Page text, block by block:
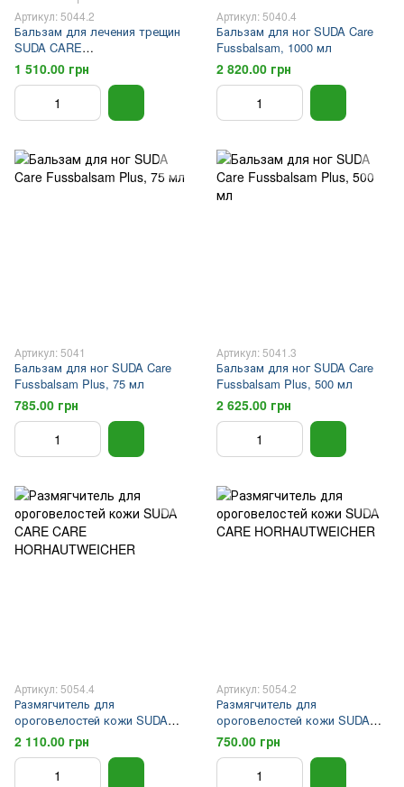
Артикул: 5044.2
Бальзам для лечения трещин
SUDA CARE
SCHRUNDENBALSAM (150 мл)
1 510.00 грн
Артикул: 5040.4
Бальзам для ног SUDA Care
Fussbalsam, 1000 мл
2 820.00 грн
Артикул: 5041
Бальзам для ног SUDA Care
Fussbalsam Plus, 75 мл
785.00 грн
Артикул: 5041.3
Бальзам для ног SUDA Care
Fussbalsam Plus, 500 мл
2 625.00 грн
Артикул: 5054.4
Размягчитель для
ороговелостей кожи SUDA
CARE CARE
HORHAUTWEICHER
2 110.00 грн
Артикул: 5054.2
Размягчитель для
ороговелостей кожи SUDA
CARE HORHAUTWEICHER
750.00 грн